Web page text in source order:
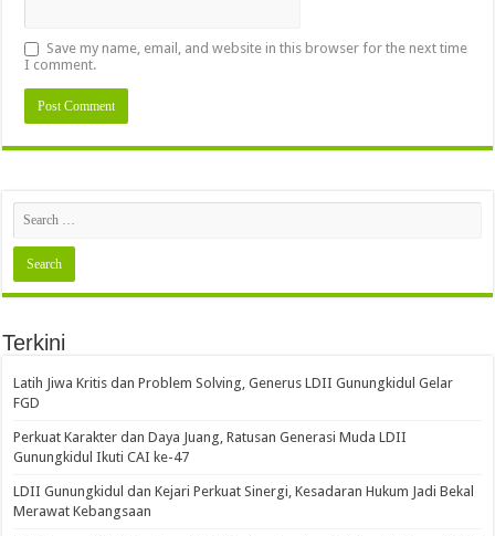
Save my name, email, and website in this browser for the next time
I comment.
Terkini
Latih Jiwa Kritis dan Problem Solving, Generus LDII Gunungkidul Gelar
FGD
Perkuat Karakter dan Daya Juang, Ratusan Generasi Muda LDII
Gunungkidul Ikuti CAI ke-47
LDII Gunungkidul dan Kejari Perkuat Sinergi, Kesadaran Hukum Jadi Bekal
Merawat Kebangsaan